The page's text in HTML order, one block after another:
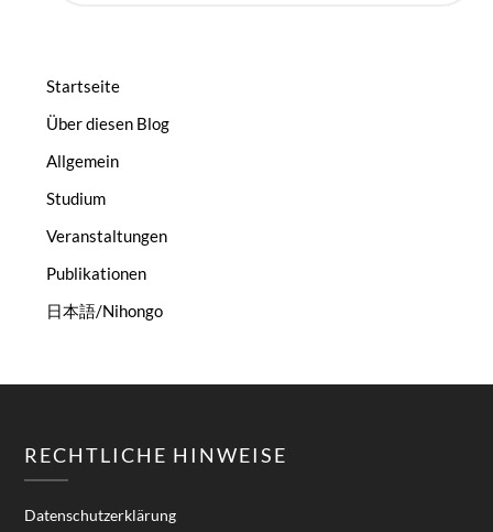
Startseite
Über diesen Blog
Allgemein
Studium
Veranstaltungen
Publikationen
日本語/Nihongo
RECHTLICHE HINWEISE
Datenschutzerklärung